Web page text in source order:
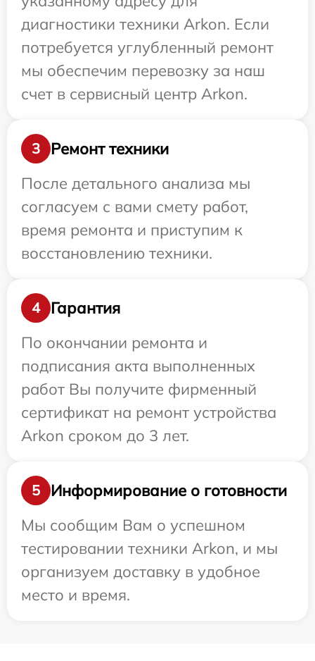
диагностики техники Arkon. Если
потребуется углубленный ремонт
мы обеспечим перевозку за наш
счет в сервисный центр Arkon.
3
Ремонт техники
После детального анализа мы
согласуем с вами смету работ,
время ремонта и приступим к
восстановлению техники.
4
Гарантия
По окончании ремонта и
подписания акта выполненных
работ Вы получите фирменный
сертификат на ремонт устройства
Arkon сроком до 3 лет.
5
Информирование о готовности
Мы сообщим Вам о успешном
тестировании техники Arkon, и мы
организуем доставку в удобное
место и время.